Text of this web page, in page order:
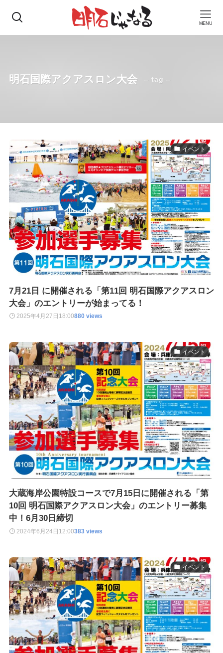
MENU
明石国際アクアスロン大会 – tag –
イベント
7月21日 に開催される「第11回 明石国際アクアスロン
大会」のエントリーが始まってる！
2025年4月27日 18:00880 views
イベント
大蔵海岸公園特設コースで7月15日に開催される「第
10回 明石国際アクアスロン大会」のエントリー募集
中！6月30日締切
2024年6月24日 12:00383 views
イベント